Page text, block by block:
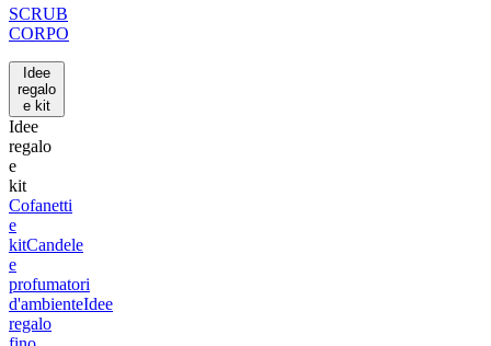
SCRUB
CORPO
Idee
regalo
e kit
Idee
regalo
e
kit
Cofanetti
e
kitCandele
e
profumatori
d'ambienteIdee
regalo